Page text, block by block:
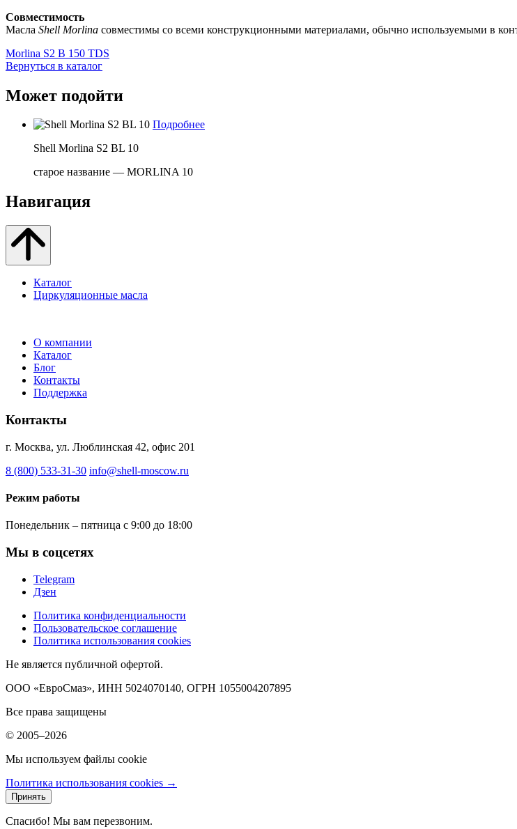
Совместимость
Масла Shell Morlina совместимы со всеми конструкционными материалами, обычно используемыми в
Morlina S2 B 150 TDS
Вернуться в каталог
Может подойти
Подробнее
Shell Morlina S2 BL 10
старое название — MORLINA 10
Навигация
Каталог
Циркуляционные масла
О компании
Каталог
Блог
Контакты
Поддержка
Контакты
г. Москва, ул. Люблинская 42, офис 201
8 (800) 533-31-30 info@shell-moscow.ru
Режим работы
Понедельник – пятница с 9:00 до 18:00
Мы в соцсетях
Telegram
Дзен
Политика конфиденциальности
Пользовательское соглашение
Политика использования cookies
Не является публичной офертой.
ООО «ЕвроСмаз», ИНН 5024070140, ОГРН 1055004207895
Все права защищены
© 2005–2026
Мы используем файлы cookie
Политика использования cookies →
Принять
Спасибо! Мы вам перезвоним.